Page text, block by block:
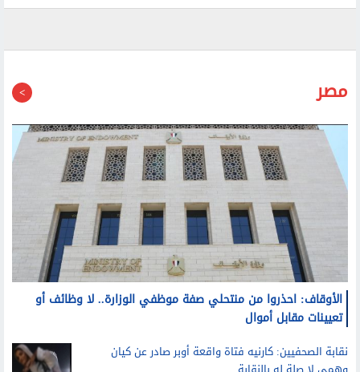
مصر
الأوقاف: احذروا من منتحلي صفة موظفي الوزارة.. لا وظائف أو
تعيينات مقابل أموال
نقابة الصحفيين: كارنيه فتاة واقعة أوبر صادر عن كيان
وهمي لا صلة له بالنقابة